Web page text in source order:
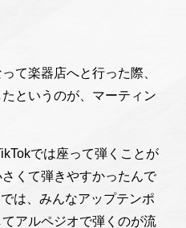
て楽器店へと行った際、
というのが、マーティン
では座って弾くことが
くて弾きやすかったんで
は、みんなアップテンポ
アルペジオで弾くのが流